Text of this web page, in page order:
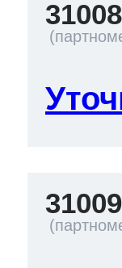
31008
31009